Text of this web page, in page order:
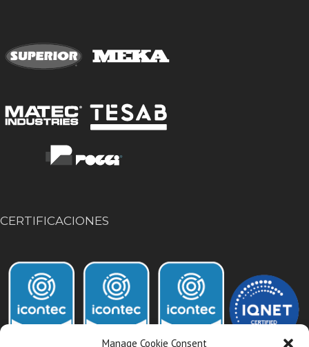
Manage Cookie Consent
CERTIFICACIONES